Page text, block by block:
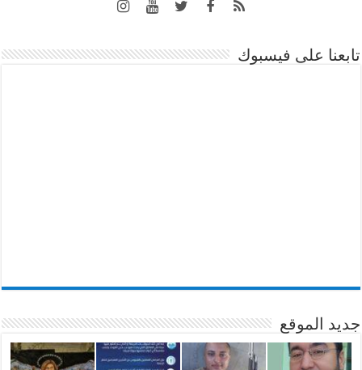
تابعنا على فيسبوك
جديد الموقع